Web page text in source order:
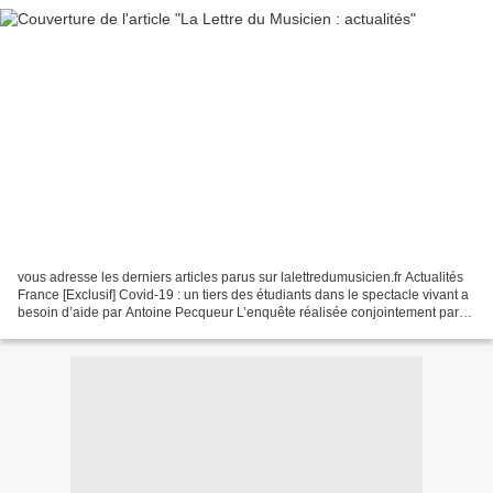
vous adresse les derniers articles parus sur lalettredumusicien.fr Actualités
France [Exclusif] Covid-19 : un tiers des étudiants dans le spectacle vivant a
besoin d’aide par Antoine Pecqueur L’enquête réalisée conjointement par